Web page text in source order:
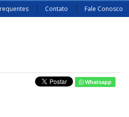
Contato Fale Conosco
Whatsapp